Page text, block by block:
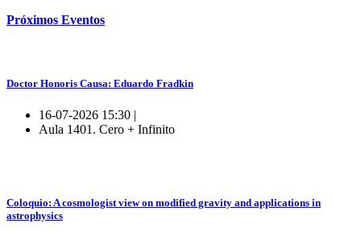
Próximos Eventos
Doctor Honoris Causa: Eduardo Fradkin
16-07-2026 15:30 |
Aula 1401. Cero + Infinito
Coloquio: A cosmologist view on modified gravity and applications in
astrophysics